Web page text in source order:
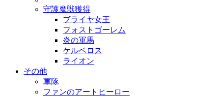
守護魔獣獲得
ブライヤ女王
フォストゴーレム
炎の軍馬
ケルベロス
ライオン
その他
軍隊
ファンのアートヒーロー